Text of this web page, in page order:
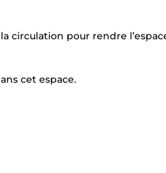
circulation pour rendre
cet espace.